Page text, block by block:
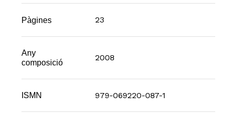
Pàgines 23
Any
composició
2008
ISMN 979-069220-087-1